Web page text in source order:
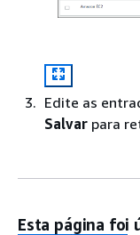
Edite as
Salvar para
Esta página foi